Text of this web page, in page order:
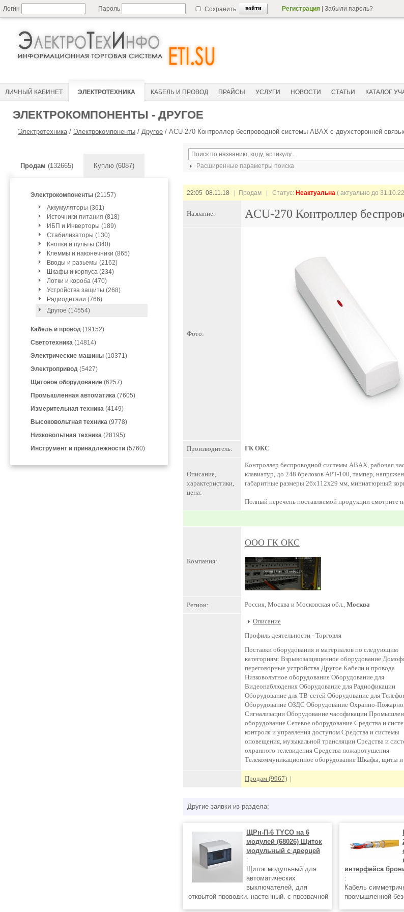
Логин Пароль Сохранить Регистрация Забыли пароль?
ЛИЧНЫЙ КАБИНЕТ ЭЛЕКТРОТЕХНИКА КАБЕЛЬ И ПРОВОД ПРАЙСЫ УСЛУГИ НОВОСТИ СТАТЬИ КАТАЛОГ
ЭЛЕКТРОКОМПОНЕНТЫ - ДРУГОЕ
Электротехника/ Электрокомпоненты / Другое / ACU-270 Контроллер беспроводной системы АВАХ с двухсторонней
Продам (132665) Куплю (6087)
Электрокомпоненты (21157)
Аккумуляторы (361)
Источники питания (818)
ИБП и Инверторы (189)
Стабилизаторы (130)
Кнопки и пульты (340)
Клеммы и наконечники (865)
Вводы и разьемы (2162)
Шкафы и корпуса (234)
Лотки и короба (470)
Устройства защиты (268)
Радиодетали (766)
Другое (14554)
Кабель и провод (19152)
Светотехника (14814)
Электрические машины (10371)
Электропривод (5427)
Щитовое оборудование (6257)
Промышленная автоматика (7605)
Измерительная техника (4149)
Высоковольтная техника (9778)
Низковольтная техника (28195)
Инструмент и принадлежности (5760)
Расширенные параметры поиска
22:05 08.11.18 | Продам | Статус: Неактуальна ( актуально до
Название: ACU-270 Контроллер
Фото:
Производитель: ГК ОКС
Описание,
характеристики,
цена:
Контроллер беспроводной системы ABAX, рабочая
клавиатур, до 248 брелоков APT-100, тампер,
габаритные размеры 26x112x29 мм, миниатюрный
Полный перечень поставляемой продукции смотрите
Компания:
ООО ГК ОКС
Регион: Россия, Москва и Московская обл., Москва
Описание
Профиль деятельности - Торговля
Поставки оборудования и материалов по следующим
категориям: Взрывозащищенное оборудование
переговорные устройства Другое Кабели и провода
Низковольтное оборудование Оборудование для
Видеонаблюдения Оборудование для Радиофикации
Оборудование для ТВ-сетей Оборудование для
Оборудование ОЗДС Оборудование Охранно-
Сигнализации Оборудование часофикации
оборудование Сетевое оборудование Средства и
контроля и управления доступом Средства и системы
оповещения, музыкальной трансляции Средства и
охранного телевидения Средства пожаротушения
Телекоммуникационное оборудование Шкафы, щиты
Продам (9967) |
Другие заявки из раздела:
ЩРн-П-6 TYCO на 6
модулей (68026) Щиток
модульный с дверцей
:
Щиток модульный для
автоматических
выключателей, для
открытой проводки, настенный, с прозрачной
интерфейса
:
Кабель
промышленной